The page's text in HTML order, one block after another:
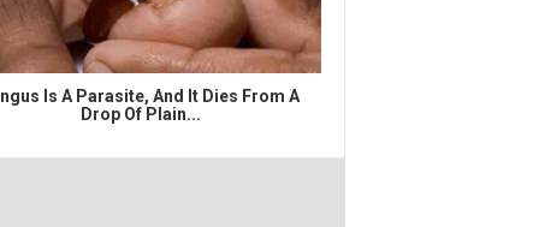
Is A Parasite, And It Dies From A
Drop Of Plain...